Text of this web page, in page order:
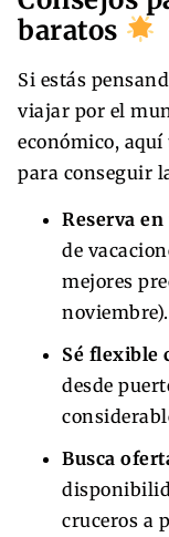
baratos
Si estás
viajar por el
económico, aquí
para conseguir
Reserva
de
mejores
noviembre).
Sé flexible
desde
Busca
cruceros a